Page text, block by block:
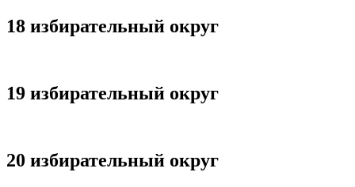
18 избирательный округ
19 избирательный округ
20 избирательный округ